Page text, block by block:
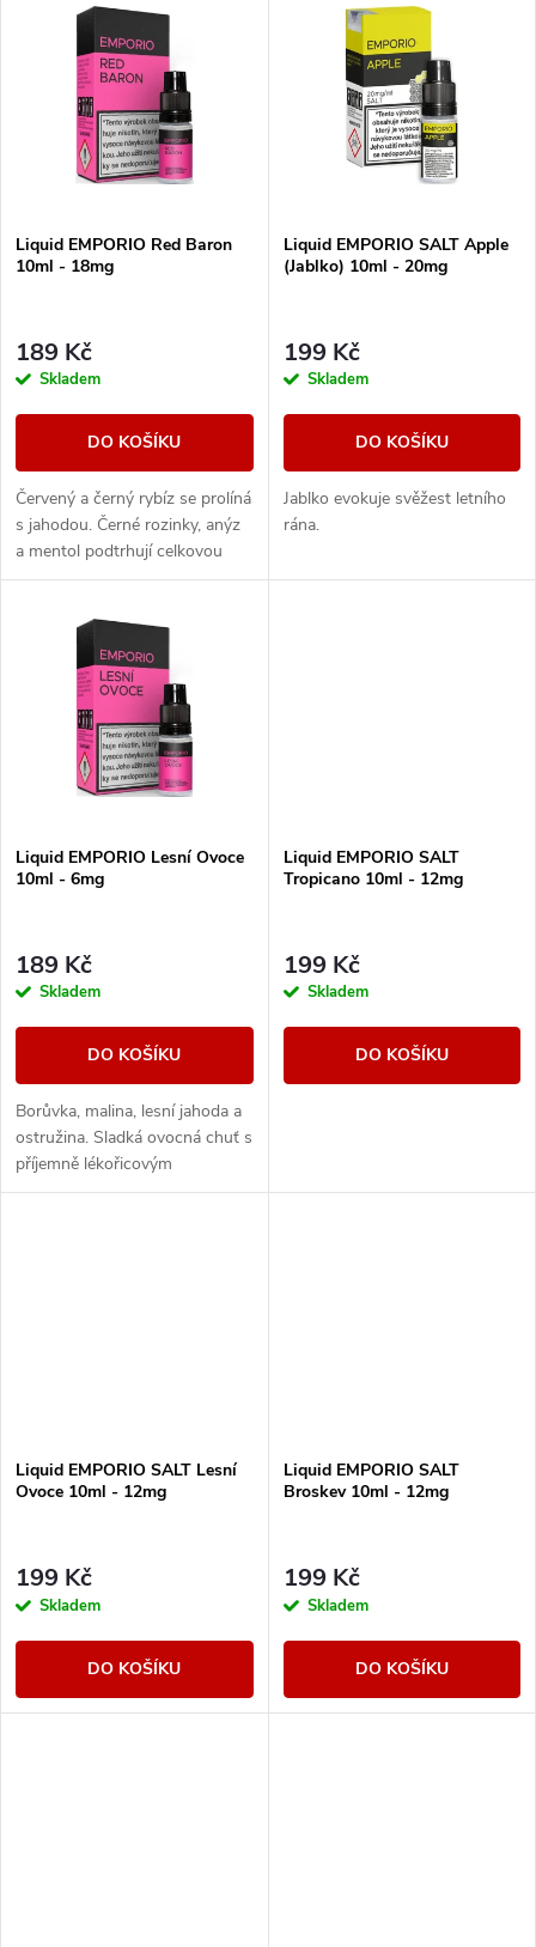
p
r
o
u
k
Nejdražší
Abecedně
s
p
r
o
d
u
k
Liquid EMPORIO Red Baron
10ml - 18mg
189 Kč
Skladem
DO KOŠÍKU
Červený a černý rybíz se prolíná
s jahodou. Černé rozinky, anýz
a mentol podtrhují celkovou
kompozici.
Liquid EMPORIO SALT Apple
(Jablko) 10ml - 20mg
199 Kč
Skladem
DO KOŠÍKU
Jablko evokuje svěžest letního
rána.
Liquid EMPORIO Lesní Ovoce
10ml - 6mg
189 Kč
Skladem
DO KOŠÍKU
Borůvka, malina, lesní jahoda a
ostružina. Sladká ovocná chuť s
příjemně lékořicovým
dozvukem.
Liquid EMPORIO SALT
Tropicano 10ml - 12mg
199 Kč
Skladem
DO KOŠÍKU
Liquid EMPORIO SALT Lesní
Ovoce 10ml - 12mg
199 Kč
Skladem
DO KOŠÍKU
Liquid EMPORIO SALT
Broskev 10ml - 12mg
199 Kč
Skladem
DO KOŠÍKU